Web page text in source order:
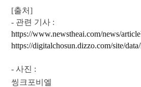
[출처]​
- 관련 기사 :
https://www.newstheai.com/news/
https://digitalchosun.dizzo.com/site/
- 사진 :
씽크포비엘